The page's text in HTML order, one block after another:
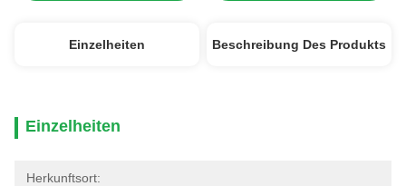
Einzelheiten Beschreibung Des Produkts
Einzelheiten
Herkunftsort: